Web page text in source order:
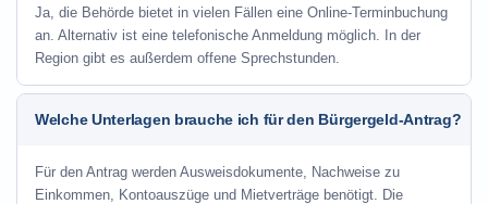
Ja, die Behörde bietet in vielen Fällen eine Online-Terminbuchung
an. Alternativ ist eine telefonische Anmeldung möglich. In der
Region gibt es außerdem offene Sprechstunden.
Welche Unterlagen brauche ich für den Bürgergeld-Antrag?
Für den Antrag werden Ausweisdokumente, Nachweise zu
Einkommen, Kontoauszüge und Mietverträge benötigt. Die